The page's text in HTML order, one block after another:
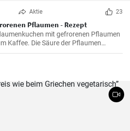
Aktie 23
Pflaumen - Rezept
mit gefrorenen Pflaumen
Kaffee. Die Säure der Pflaumen
Kuchenteigs ergibt ein harmonisches